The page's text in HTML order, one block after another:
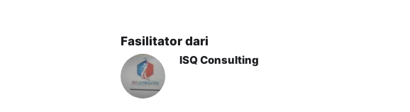
Fasilitator dari
ISQ Consulting